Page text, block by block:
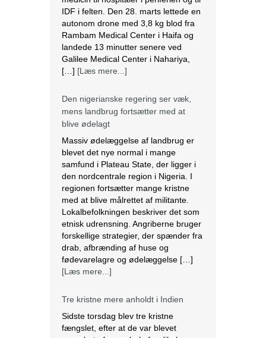
Massiv ødelæggelse af landbrug er
blevet det nye normal i mange
samfund i Plateau State, der ligger i
den nordcentrale region i Nigeria. I
regionen fortsætter mange kristne
med at blive målrettet af militante.
Lokalbefolkningen beskriver det som
forskellige strategier, der spænder fra
drab, afbrænding af huse og
fødevarelagre og ødelæggelse […]
[Læs mere...]
Tre kristne mere anholdt i Indien
Sidste torsdag blev tre kristne
fængslet, efter at de var blevet
angrebet af en pøbel af radikale
hinduistiske nationalister i Uttar
Pradesh, Indien. Over et dusin kristne
blev såret, herunder to præster. Efter
angrebet anholdt politiet de tre kristne
under falske anklager om anti-
konvertering. Ifølge lokale kilder brød
[Læs mere...]
Saudi-Arabien omfavnede koptisk jul.